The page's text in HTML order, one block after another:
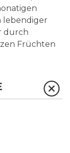
lebendiger
durch
Früchten